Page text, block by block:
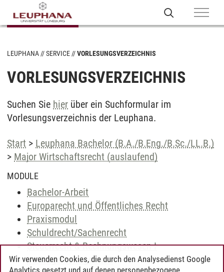
LEUPHANA SERVICE VORLESUNGSVERZEICHNIS
VORLESUNGSVERZEICHNIS
Suchen Sie hier über ein Suchformular im
Vorlesungsverzeichnis der Leuphana.
Start > Leuphana Bachelor (B.A./B.Eng./B.Sc./LL.B.)
> Major Wirtschaftsrecht (auslaufend)
MODULE
Bachelor-Arbeit
Europarecht und Öffentliches Recht
Praxismodul
Schuldrecht/Sachenrecht
Steuerrecht & Rechnungswesen I
Vertragsmanagement
Wir verwenden Cookies, die durch den Analysedienst Google
Analytics gesetzt und auf denen personenbezogene